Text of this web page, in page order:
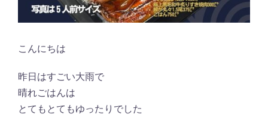
こんにちは
昨日はすごい大雨で
晴れごはんは
とてもとてもゆったりでした